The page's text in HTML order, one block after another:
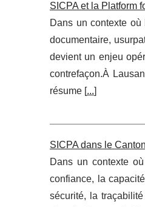
SICPA et la Platform
Dans un contexte
documentaire,
devient un enjeu
contrefaçon.À
résume [...]
SICPA dans le
Dans un contexte
confiance, la
sécurité, la